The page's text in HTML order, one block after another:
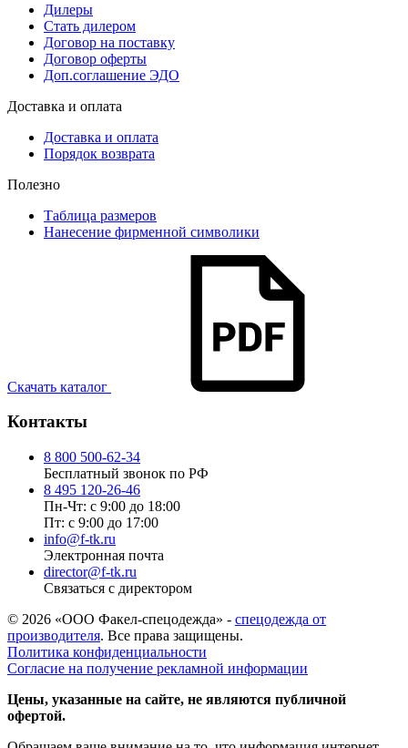
Дилеры
Стать дилером
Договор на поставку
Договор оферты
Доп.соглашение ЭДО
Доставка и оплата
Доставка и оплата
Порядок возврата
Полезно
Таблица размеров
Нанесение фирменной символики
Скачать каталог
Контакты
8 800 500-62-34
Бесплатный звонок по РФ
8 495 120-26-46
Пн-Чт: с 9:00 до 18:00
Пт: с 9:00 до 17:00
info@f-tk.ru
Электронная почта
director@f-tk.ru
Связаться с директором
© 2026 «ООО Факел-спецодежда» - спецодежда от
производителя. Все права защищены.
Политика конфиденциальности
Согласие на получение рекламной информации
Цены, указанные на сайте, не являются публичной
офертой.